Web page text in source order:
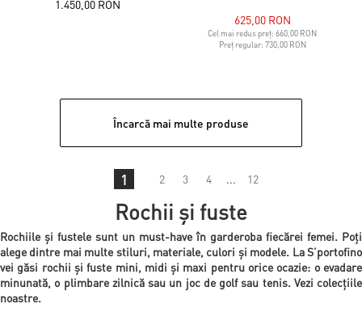
1.450,00 RON
625,00 RON
Cel mai redus preț:660,00 RON
Preț regular: 730,00 RON
Încarcă mai multe produse
1 2 3 4 ... 12
Rochii și fuste
Rochiile și fustele sunt un must-have în garderoba fiecărei femei. Poți
alege dintre mai multe stiluri, materiale, culori și modele. La S’portofino
vei găsi rochii și fuste mini, midi și maxi pentru orice ocazie: o evadare
minunată, o plimbare zilnică sau un joc de golf sau tenis. Vezi colecțiile
noastre.